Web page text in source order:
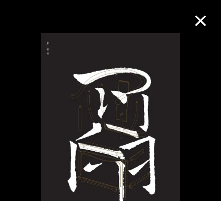
進一步篩選
關於M+藏品
探索世界頂級的二十及二十一世紀視覺